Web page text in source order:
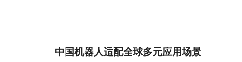
中国机器人适配全球多元应用场景